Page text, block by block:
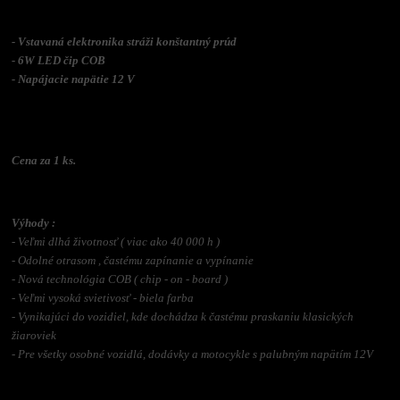
- Vstavaná elektronika stráži konštantný prúd
- 6W LED čip COB
- Napájacie napätie 12 V
Cena za 1 ks.
Výhody :
- Veľmi dlhá životnosť ( viac ako 40 000 h )
- Odolné otrasom , častému zapínanie a vypínanie
- Nová technológia COB ( chip - on - board )
- Veľmi vysoká svietivosť- biela farba
- Vynikajúci do vozidiel, kde dochádza k častému praskaniu klasických
žiaroviek
- Pre všetky osobné vozidlá, dodávky a motocykle s palubným napätím 12V